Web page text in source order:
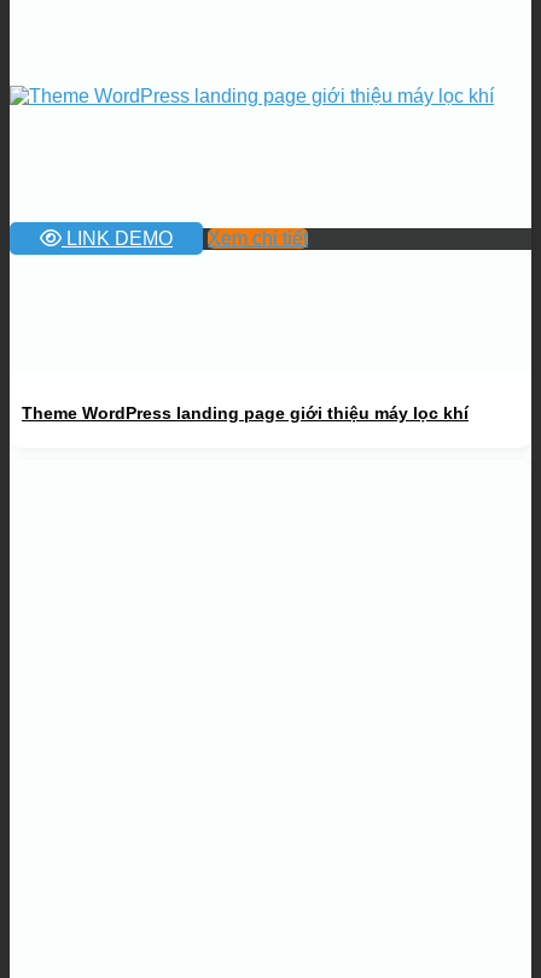
LINK DEMO Xem chi tiết
Theme WordPress landing page giới thiệu máy lọc khí